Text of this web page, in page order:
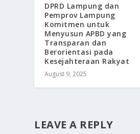
DPRD Lampung dan
Pemprov Lampung
Komitmen untuk
Menyusun APBD yang
Transparan dan
Berorientasi pada
Kesejahteraan Rakyat
August 9, 2025
LEAVE A REPLY